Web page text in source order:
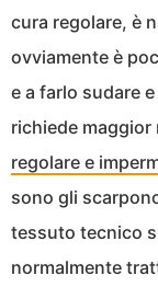
cura regolare, è
ovviamente è
e a farlo sudare
richiede
regolare e
sono gli
tessuto tecnico
normalmente